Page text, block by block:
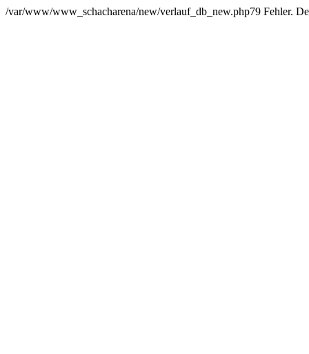
/var/www/www_schacharena/new/verlauf_db_new.php79 Fehler.